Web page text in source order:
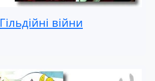
Гільдійні війни